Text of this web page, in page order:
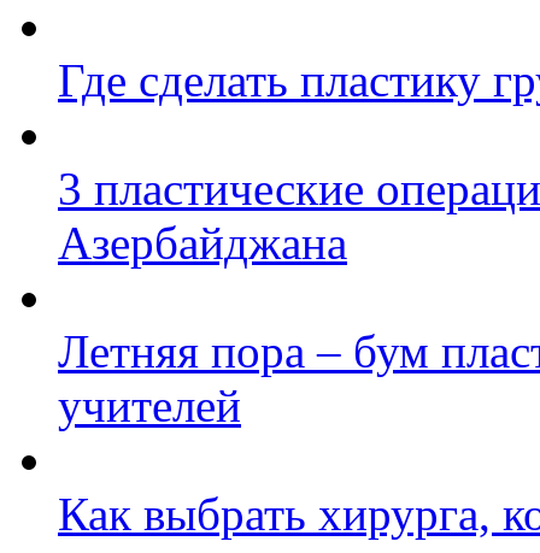
Где сделать пластику
3 пластические
Азербайджана
Летняя пора – бум
учителей
Как выбрать хирурга,